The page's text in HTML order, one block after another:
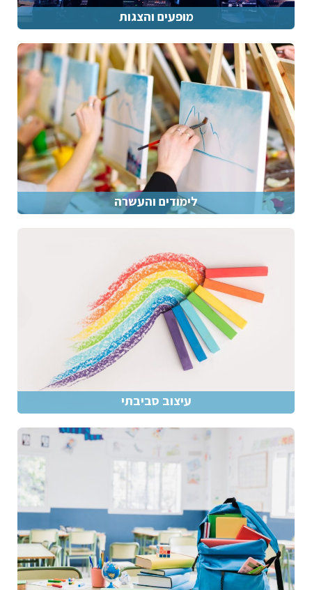
מופעים והצגות
לימודים והעשרה
עיצוב סביבתי